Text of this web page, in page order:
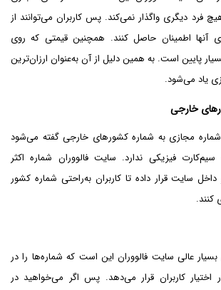
فرد دیگری واگذار نمی‌کند. پس کاربران می‌توانند از
آنها اطمینان حاصل کنند. همچنین قیمتی که روی
پایین است. به همین دلیل از آن به‌عنوان ارزان‌ترین
یاد می‌شود.
خارجی
شماره مجازی به شماره‌ کشورهای خارجی گفته می‌شود
سیم‌کارت فیزیکی ندارد. سایت فالووران شماره اکثر
سایت قرار داده تا کاربران به‌راحتی شماره کشور
کنند.
عالی سایت فالووران این است که شماره‌ها را در
کاربران قرار می‌دهد. پس اگر می‌خواهید در